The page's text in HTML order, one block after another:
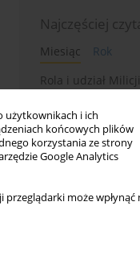
użytkownikach i ich
końcowych plików
korzystania ze strony
Google Analytics
może wpłynąć
Najczęściej
Miesiąc
Rok
Rola i udział
kampanii
PRL I kadencji z
w świetle
Głównej MO oraz
Bezpieczeństwa
przykładzie
Wyszyńskiego
województwa
Granica w
wykorzystaniu